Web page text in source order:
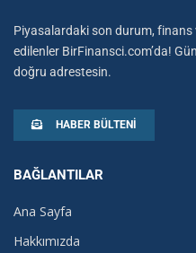
Piyasalardaki son durum,
edilenler BirFinansci.com’da!
doğru adrestesin.
HABER BÜLTENI
BAĞLANTILAR
Ana Sayfa
Hakkımızda